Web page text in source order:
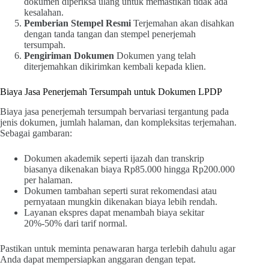
kesalahan.
Pemberian Stempel Resmi Terjemahan akan disahkan
dengan tanda tangan dan stempel penerjemah
tersumpah.
Pengiriman Dokumen Dokumen yang telah
diterjemahkan dikirimkan kembali kepada klien.
Biaya Jasa Penerjemah Tersumpah untuk Dokumen LPDP
Biaya jasa penerjemah tersumpah bervariasi tergantung pada
jenis dokumen, jumlah halaman, dan kompleksitas terjemahan.
Sebagai gambaran:
Dokumen akademik seperti ijazah dan transkrip
biasanya dikenakan biaya Rp85.000 hingga Rp200.000
per halaman.
Dokumen tambahan seperti surat rekomendasi atau
pernyataan mungkin dikenakan biaya lebih rendah.
Layanan ekspres dapat menambah biaya sekitar
20%-50% dari tarif normal.
Pastikan untuk meminta penawaran harga terlebih dahulu agar
Anda dapat mempersiapkan anggaran dengan tepat.